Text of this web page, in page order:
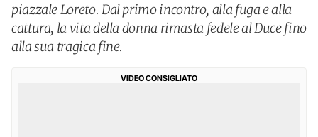
piazzale Loreto. Dal primo incontro, alla fuga e alla
cattura, la vita della donna rimasta fedele al Duce fino
alla sua tragica fine.
VIDEO CONSIGLIATO